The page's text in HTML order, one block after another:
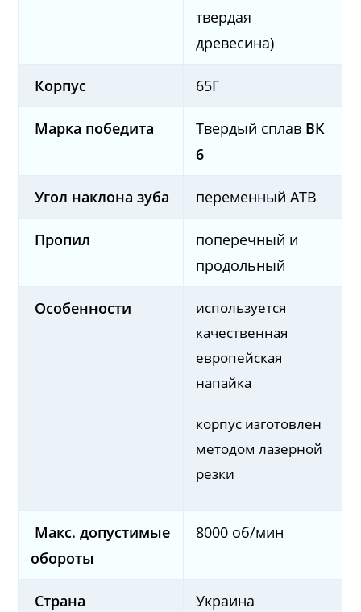
твердая
древесина)
Корпус 65Г
Марка победита Твердый сплав ВК
6
Угол наклона зуба переменный ATB
Пропил
поперечный и
продольный
Особенности
используется
качественная
европейская
напайка
корпус изготовлен
методом лазерной
резки
Макс. допустимые
обороты
8000 об/мин
Страна
Украина